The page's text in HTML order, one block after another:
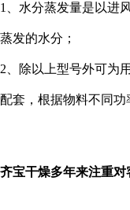
1、水分蒸发量是以进
蒸发的水分；
2、除以上型号外可为
配套，根据物料不同功
齐宝干燥多年来注重